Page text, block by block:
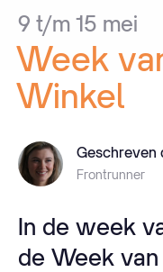
9 t/m 15 mei
Week
Winkel
Geschreven
Frontrunner
In de week
de Week